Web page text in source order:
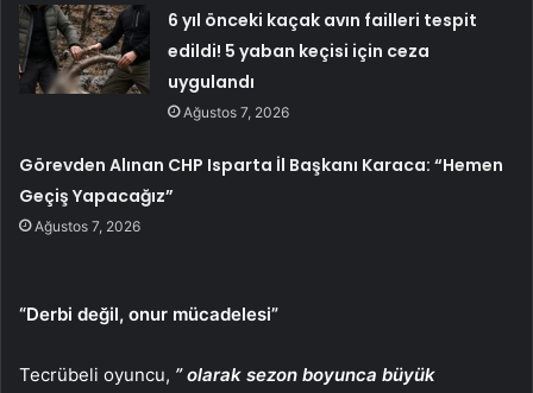
6 yıl önceki kaçak avın failleri tespit
edildi! 5 yaban keçisi için ceza
uygulandı
Ağustos 7, 2026
Görevden Alınan CHP Isparta İl Başkanı Karaca: “Hemen
Geçiş Yapacağız”
Ağustos 7, 2026
“Derbi değil, onur mücadelesi”
Tecrübeli oyuncu, ” olarak sezon boyunca büyük